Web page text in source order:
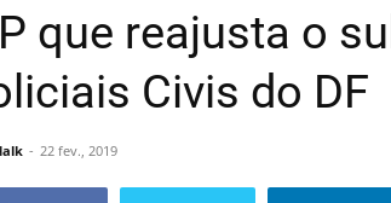
que reajusta o
Civis do DF
22 fev., 2019